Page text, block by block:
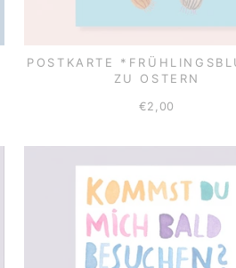
POSTKARTE
ZU OSTERN
€2,00